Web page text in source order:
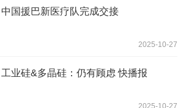
中国援巴新医疗队完成交接
2025-10-27
工业硅&多晶硅：仍有顾虑 快播报